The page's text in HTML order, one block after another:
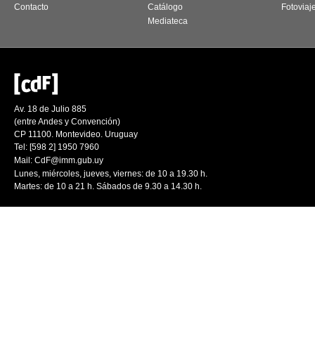
Contacto
Catálogo
Mediateca
Av. 18 de Julio 885
(entre Andes y Convención)
CP 11100. Montevideo. Uruguay
Tel: [598 2] 1950 7960
Mail: CdF@imm.gub.uy
Lunes, miércoles, jueves, viernes: de 10 a 19.30 h.
Martes: de 10 a 21 h. Sábados de 9.30 a 14.30 h.